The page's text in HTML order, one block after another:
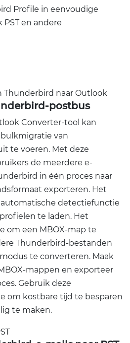
Profile in eenvoudige
en andere
postbus
Converter-tool kan
van
te voeren. Met deze
de meerdere e-
in één proces naar
exporteren. Het
detectiefunctie
te laden. Het
om een ​​MBOX-map te
Thunderbird-bestanden
te converteren. Maak
mappen en exporteer
Gebruik deze
om kostbare tijd te besparen
te maken.